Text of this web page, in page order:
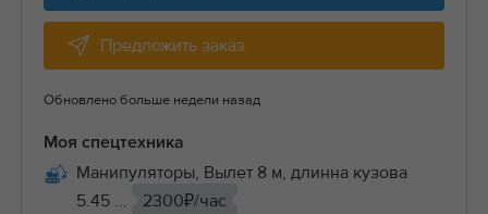
Предложить заказ
Обновлено больше недели назад
Моя спецтехника
Манипуляторы, Вылет 8 м, длинна кузова
5.45 ...
2300₽/час